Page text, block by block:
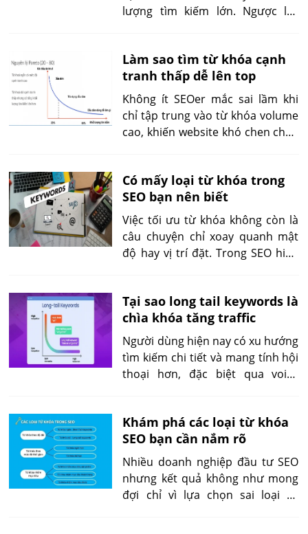
trưởng bền vững.
lượng tìm kiếm lớn. Ngược lại,
thu hút khách hàng sẵn sàng
chuyển đổi. Với các website lớn,
seed keywords lại cần thiết để
duy trì thương hiệu và độ phủ thị
trường.
Làm sao tìm từ khóa cạnh
tranh thấp dễ lên top
Không ít SEOer mắc sai lầm khi
chỉ tập trung vào từ khóa volume
cao, khiến website khó chen chân
áp dụng chúng vào chiến lược nội
dung lại mang đến hiệu quả rõ
rệt. Bài viết sẽ phân tích các ví dụ
và cảnh báo thường gặp.
Có mấy loại từ khóa trong
SEO bạn nên biết
Việc tối ưu từ khóa không còn là
câu chuyện chỉ xoay quanh mật
độ hay vị trí đặt. Trong SEO hiện
chúng khác nhau thế nào, và loại
nào phù hợp với từng mục tiêu cụ
thể. Đây là yếu tố nền tảng quyết
định đến hiệu suất nội dung, khả
năng lên top và cả ROI của bạn.
Tại sao long tail keywords là
chìa khóa tăng traffic
Người dùng hiện nay có xu hướng
tìm kiếm chi tiết và mang tính hội
thoại hơn, đặc biệt qua voice
ưu, giúp nội dung bám sát hành
vi tìm kiếm thực tế và nâng cao
trải nghiệm cá nhân hóa trên
Google.
Khám phá các loại từ khóa
SEO bạn cần nắm rõ
Nhiều doanh nghiệp đầu tư SEO
nhưng kết quả không như mong
đợi chỉ vì lựa chọn sai loại từ